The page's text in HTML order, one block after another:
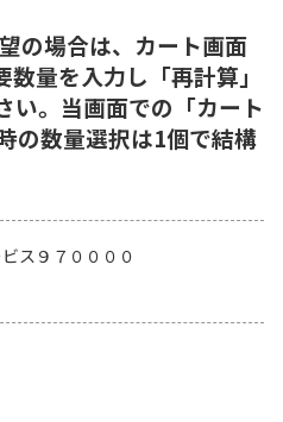
の場合は、カート画面
量を入力し「再計算」
い。当画面での「カート
の数量選択は1個で結構
ス９７００００